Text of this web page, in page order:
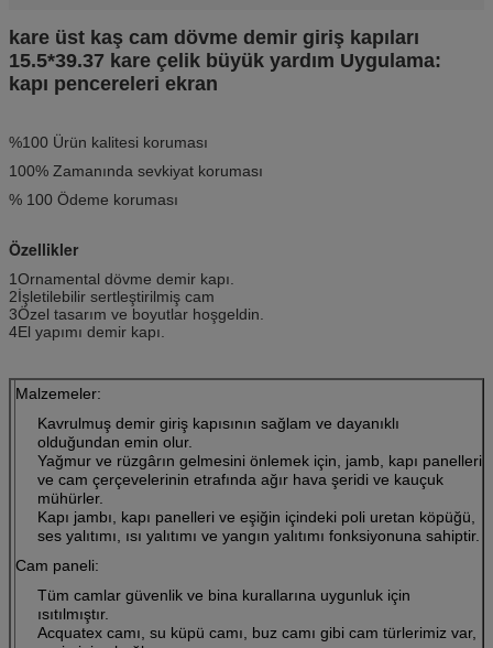
kare üst kaş cam dövme demir giriş kapıları
15.5*39.37 kare çelik büyük yardım Uygulama:
kapı pencereleri ekran
%100 Ürün kalitesi koruması
100% Zamanında sevkiyat koruması
% 100 Ödeme koruması
Özellikler
1Ornamental dövme demir kapı.
2İşletilebilir sertleştirilmiş cam
3Özel tasarım ve boyutlar hoşgeldin.
4El yapımı demir kapı.
Malzemeler:
Kavrulmuş demir giriş kapısının sağlam ve dayanıklı
olduğundan emin olur.
Yağmur ve rüzgârın gelmesini önlemek için, jamb, kapı panelleri
ve cam çerçevelerinin etrafında ağır hava şeridi ve kauçuk
mühürler.
Kapı jambı, kapı panelleri ve eşiğin içindeki poli uretan köpüğü,
ses yalıtımı, ısı yalıtımı ve yangın yalıtımı fonksiyonuna sahiptir.
Cam paneli:
Tüm camlar güvenlik ve bina kurallarına uygunluk için
ısıtılmıştır.
Acquatex camı, su küpü camı, buz camı gibi cam türlerimiz var,